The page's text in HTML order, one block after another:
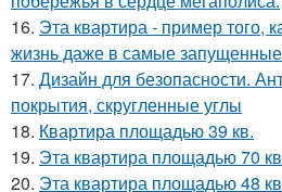
16. Эта квартира - пример того,
жизнь даже в самые
17. Дизайн для безопасности.
покрытия, скругленные углы
18. Квартира площадью 39 кв.
19. Эта квартира площадью 70
20. Эта квартира площадью 48